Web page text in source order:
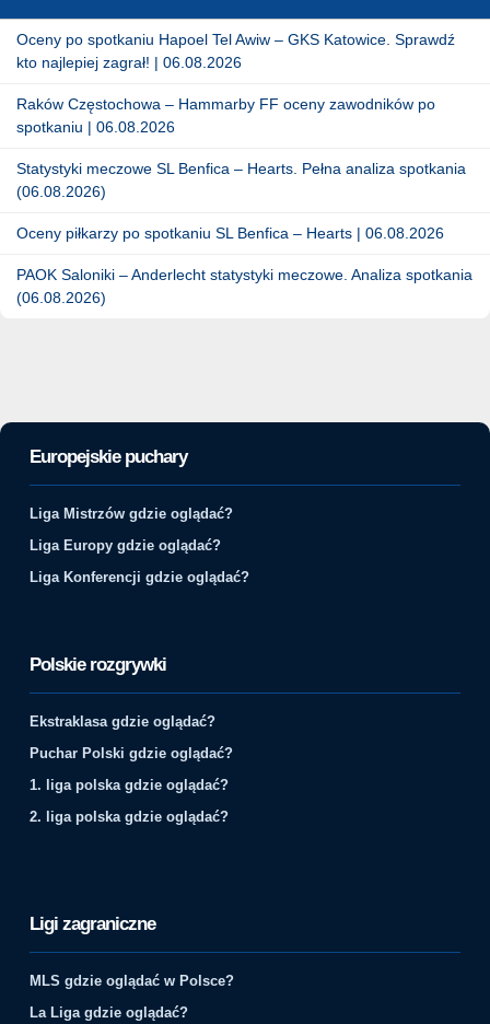
Oceny po spotkaniu Hapoel Tel Awiw – GKS Katowice. Sprawdź
kto najlepiej zagrał! | 06.08.2026
Raków Częstochowa – Hammarby FF oceny zawodników po
spotkaniu | 06.08.2026
Statystyki meczowe SL Benfica – Hearts. Pełna analiza spotkania
(06.08.2026)
Oceny piłkarzy po spotkaniu SL Benfica – Hearts | 06.08.2026
PAOK Saloniki – Anderlecht statystyki meczowe. Analiza spotkania
(06.08.2026)
Europejskie puchary
Liga Mistrzów gdzie oglądać?
Liga Europy gdzie oglądać?
Liga Konferencji gdzie oglądać?
Polskie rozgrywki
Ekstraklasa gdzie oglądać?
Puchar Polski gdzie oglądać?
1. liga polska gdzie oglądać?
2. liga polska gdzie oglądać?
Ligi zagraniczne
MLS gdzie oglądać w Polsce?
La Liga gdzie oglądać?